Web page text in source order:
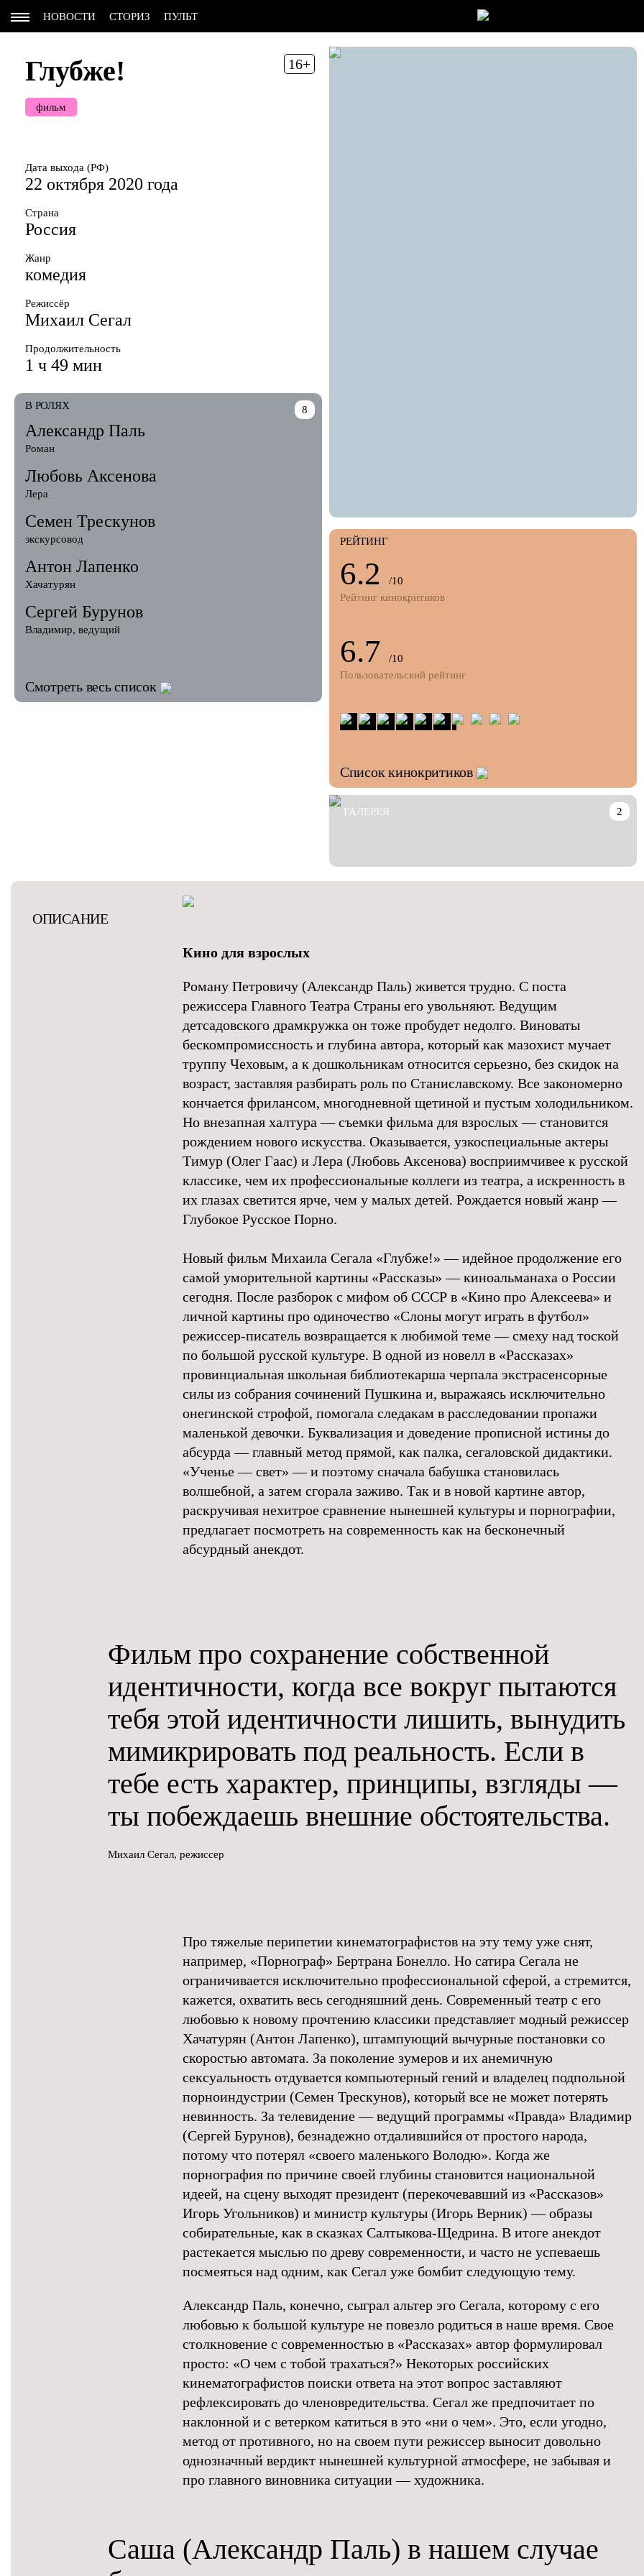
НОВОСТИ СТОРИЗ ПУЛЬТ
16+
Глубже!
фильм
Дата выхода (РФ)
22 октября 2020 года
Страна
Россия
Жанр
комедия
Режиссёр
Михаил Сегал
Продолжительность
1 ч 49 мин
8
В РОЛЯХ
Александр Паль
Роман
Любовь Аксенова
Лера
Семен Трескунов
экскурсовод
Антон Лапенко
Хачатурян
Сергей Бурунов
Владимир, ведущий
Смотреть весь список
РЕЙТИНГ
6.2
/10
Рейтинг кинокритиков
6.7
/10
Пользовательский рейтинг
Список кинокритиков
ГАЛЕРЕЯ 2
ОПИСАНИЕ
Кино для взрослых
Роману Петровичу (Александр Паль) живется трудно. С поста
режиссера Главного Театра Страны его увольняют. Ведущим
детсадовского драмкружка он тоже пробудет недолго. Виноваты
бескомпромиссность и глубина автора, который как мазохист мучает
труппу Чеховым, а к дошкольникам относится серьезно, без скидок на
возраст, заставляя разбирать роль по Станиславскому. Все закономерно
кончается фрилансом, многодневной щетиной и пустым холодильником.
Но внезапная халтура — съемки фильма для взрослых — становится
рождением нового искусства. Оказывается, узкоспециальные актеры
Тимур (Олег Гаас) и Лера (Любовь Аксенова) восприимчивее к русской
классике, чем их профессиональные коллеги из театра, а искренность в
их глазах светится ярче, чем у малых детей. Рождается новый жанр —
Глубокое Русское Порно.
Новый фильм Михаила Сегала «Глубже!» — идейное продолжение его
самой уморительной картины «Рассказы» — киноальманаха о России
сегодня. После разборок с мифом об СССР в «Кино про Алексеева» и
личной картины про одиночество «Слоны могут играть в футбол»
режиссер-писатель возвращается к любимой теме — смеху над тоской
по большой русской культуре. В одной из новелл в «Рассказах»
провинциальная школьная библиотекарша черпала экстрасенсорные
силы из собрания сочинений Пушкина и, выражаясь исключительно
онегинской строфой, помогала следакам в расследовании пропажи
маленькой девочки. Буквализация и доведение прописной истины до
абсурда — главный метод прямой, как палка, сегаловской дидактики.
«Ученье — свет» — и поэтому сначала бабушка становилась
волшебной, а затем сгорала заживо. Так и в новой картине автор,
раскручивая нехитрое сравнение нынешней культуры и порнографии,
предлагает посмотреть на современность как на бесконечный
абсурдный анекдот.
Фильм про сохранение собственной
идентичности, когда все вокруг пытаются
тебя этой идентичности лишить, вынудить
мимикрировать под реальность. Если в
тебе есть характер, принципы, взгляды —
ты побеждаешь внешние обстоятельства.
Михаил Сегал, режиссер
Про тяжелые перипетии кинематографистов на эту тему уже снят,
например, «Порнограф» Бертрана Бонелло. Но сатира Сегала не
ограничивается исключительно профессиональной сферой, а стремится,
кажется, охватить весь сегодняшний день. Современный театр с его
любовью к новому прочтению классики представляет модный режиссер
Хачатурян (Антон Лапенко), штампующий вычурные постановки со
скоростью автомата. За поколение зумеров и их анемичную
сексуальность отдувается компьютерный гений и владелец подпольной
порноиндустрии (Семен Трескунов), который все не может потерять
невинность. За телевидение — ведущий программы «Правда» Владимир
(Сергей Бурунов), безнадежно отдалившийся от простого народа,
потому что потерял «своего маленького Володю». Когда же
порнография по причине своей глубины становится национальной
идеей, на сцену выходят президент (перекочевавший из «Рассказов»
Игорь Угольников) и министр культуры (Игорь Верник) — образы
собирательные, как в сказках Салтыкова-Щедрина. В итоге анекдот
растекается мыслью по древу современности, и часто не успеваешь
посмеяться над одним, как Сегал уже бомбит следующую тему.
Александр Паль, конечно, сыграл альтер эго Сегала, которому с его
любовью к большой культуре не повезло родиться в наше время. Свое
столкновение с современностью в «Рассказах» автор формулировал
просто: «О чем с тобой трахаться?» Некоторых российских
кинематографистов поиски ответа на этот вопрос заставляют
рефлексировать до членовредительства. Сегал же предпочитает по
наклонной и с ветерком катиться в это «ни о чем». Это, если угодно,
метод от противного, но на своем пути режиссер выносит довольно
однозначный вердикт нынешней культурной атмосфере, не забывая и
про главного виновника ситуации — художника.
Саша (Александр Паль) в нашем случае